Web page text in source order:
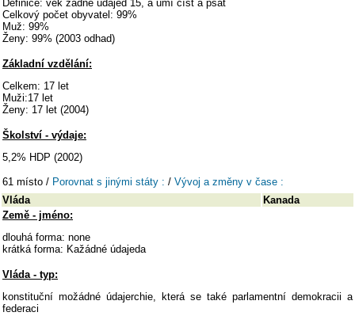
Definice: věk žádné údajed 15, a umí číst a psát
Celkový počet obyvatel: 99%
Muž: 99%
Ženy: 99% (2003 odhad)
Základní vzdělání:
Celkem: 17 let
Muži:17 let
Ženy: 17 let (2004)
Školství - výdaje:
5,2% HDP (2002)
61 místo / Porovnat s jinými státy : / Vývoj a změny v čase :
Vláda
Kanada
Země - jméno:
dlouhá forma: none
krátká forma: Kažádné údajeda
Vláda - typ:
konstituční možádné údajerchie, která se také parlamentní demokracii a
federaci